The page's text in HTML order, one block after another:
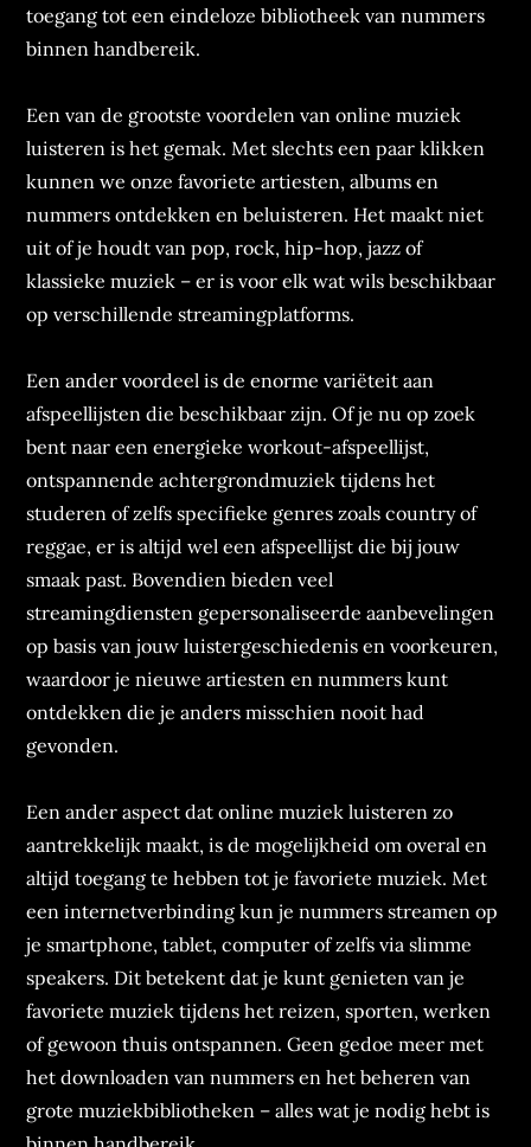
toegang tot een eindeloze bibliotheek van nummers
binnen handbereik.
Een van de grootste voordelen van online muziek
luisteren is het gemak. Met slechts een paar klikken
kunnen we onze favoriete artiesten, albums en
nummers ontdekken en beluisteren. Het maakt niet
uit of je houdt van pop, rock, hip-hop, jazz of
klassieke muziek – er is voor elk wat wils beschikbaar
op verschillende streamingplatforms.
Een ander voordeel is de enorme variëteit aan
afspeellijsten die beschikbaar zijn. Of je nu op zoek
bent naar een energieke workout-afspeellijst,
ontspannende achtergrondmuziek tijdens het
studeren of zelfs specifieke genres zoals country of
reggae, er is altijd wel een afspeellijst die bij jouw
smaak past. Bovendien bieden veel
streamingdiensten gepersonaliseerde aanbevelingen
op basis van jouw luistergeschiedenis en voorkeuren,
waardoor je nieuwe artiesten en nummers kunt
ontdekken die je anders misschien nooit had
gevonden.
Een ander aspect dat online muziek luisteren zo
aantrekkelijk maakt, is de mogelijkheid om overal en
altijd toegang te hebben tot je favoriete muziek. Met
een internetverbinding kun je nummers streamen op
je smartphone, tablet, computer of zelfs via slimme
speakers. Dit betekent dat je kunt genieten van je
favoriete muziek tijdens het reizen, sporten, werken
of gewoon thuis ontspannen. Geen gedoe meer met
het downloaden van nummers en het beheren van
grote muziekbibliotheken – alles wat je nodig hebt is